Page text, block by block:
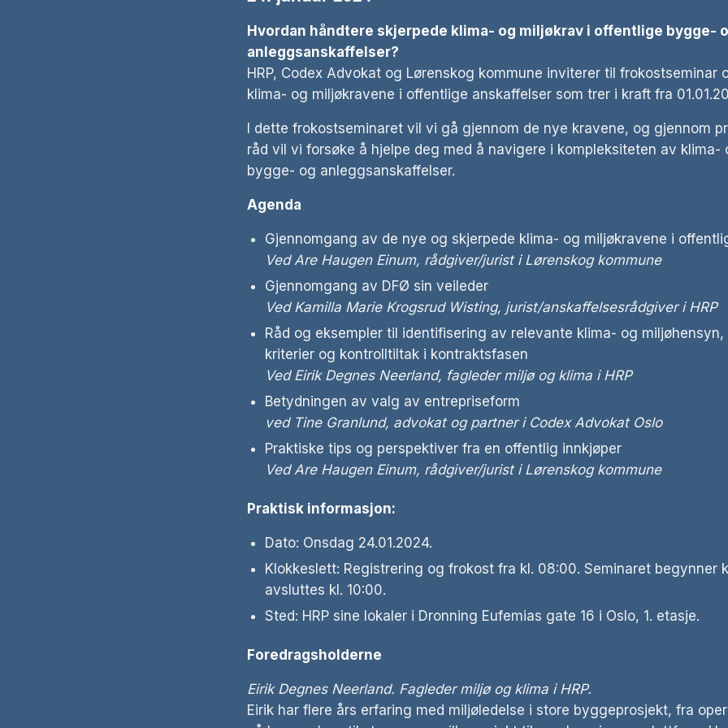
Grunnmodul
Modul B –
og Modul B
Hvordan håndtere skjerpede klima- og miljøkrav i offentlige bygge-
anleggsanskaffelser?
HRP, Codex Advokat og Lørenskog kommune inviterer til frokostseminar
klima- og miljøkravene i offentlige anskaffelser som trer i kraft fra
I dette frokostseminaret vil vi gå gjennom de nye kravene, og gjennom
råd vil vi forsøke å hjelpe deg med å navigere i kompleksiteten av klima-
bygge- og anleggsanskaffelser.
Agenda
Gjennomgang av de nye og skjerpede klima- og miljøkravene i
Ved Are Haugen Einum, rådgiver/jurist i Lørenskog kommune
Gjennomgang av DFØ sin veileder
Ved Kamilla Marie Krogsrud Wisting, jurist/anskaffelsesrådgiver i HRP
Råd og eksempler til identifisering av relevante klima- og
kriterier og kontrolltiltak i kontraktsfasen
Ved Eirik Degnes Neerland, fagleder miljø og klima i HRP
Betydningen av valg av entrepriseform
ved Tine Granlund, advokat og partner i Codex Advokat Oslo
Praktiske tips og perspektiver fra en offentlig innkjøper
Ved Are Haugen Einum, rådgiver/jurist i Lørenskog kommune
Praktisk informasjon:
Dato: Onsdag 24.01.2024.
Klokkeslett: Registrering og frokost fra kl. 08:00. Seminaret begynner
avsluttes kl. 10:00.
Sted: HRP sine lokaler i Dronning Eufemias gate 16 i Oslo, 1. etasje.
Foredragsholderne
Eirik Degnes Neerland. Fagleder miljø og klima i HRP.
Eirik har flere års erfaring med miljøledelse i store byggeprosjekt, fra